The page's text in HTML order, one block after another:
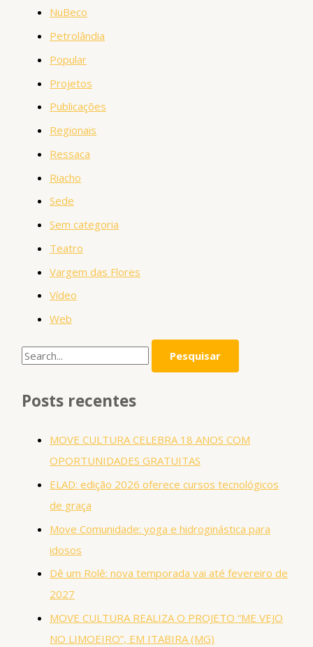
NuBeco
Petrolândia
Popular
Projetos
Publicações
Regionais
Ressaca
Riacho
Sede
Sem categoria
Teatro
Vargem das Flores
Vídeo
Web
Posts recentes
MOVE CULTURA CELEBRA 18 ANOS COM
OPORTUNIDADES GRATUITAS
ELAD: edição 2026 oferece cursos tecnológicos
de graça
Move Comunidade: yoga e hidroginástica para
idosos
Dê um Rolê: nova temporada vai até fevereiro de
2027
MOVE CULTURA REALIZA O PROJETO “ME VEJO
NO LIMOEIRO”, EM ITABIRA (MG)